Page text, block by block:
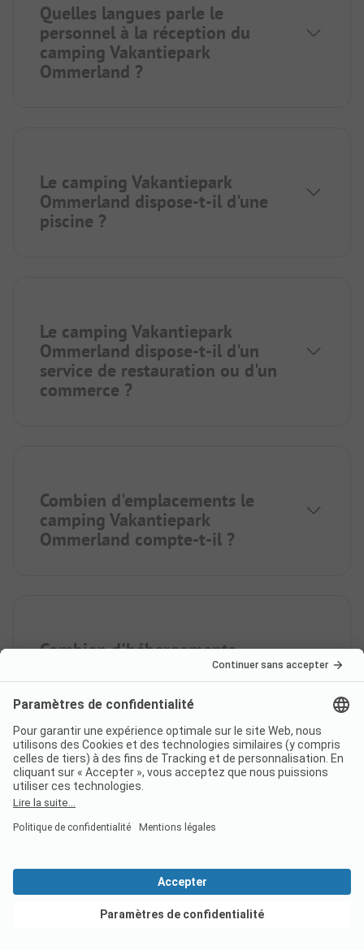
Quelles langues parle le
personnel à la réception du
camping Vakantiepark
Ommerland ?
Le camping Vakantiepark
Ommerland dispose-t-il d'une
piscine ?
Le camping Vakantiepark
Ommerland dispose-t-il d'un
service de restauration ou d'un
commerce ?
Combien d'emplacements le
camping Vakantiepark
Ommerland compte-t-il ?
Combien d'hébergements
Vakantiepark Ommerland
compte-t-il ?
À quelle distance du camping
Vakantiepark Ommerland se
Voir les offres